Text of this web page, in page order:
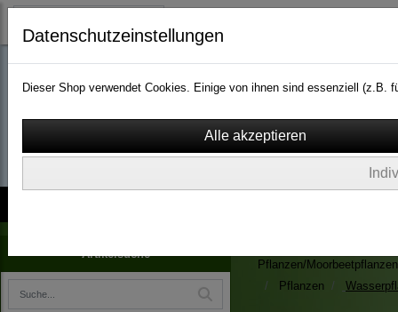
wassergarten-
Artikelsuche
Pflanzen/
Pflanzen
Datenschutzeinstellungen
Dieser Shop verwendet Cookies. Einige von ihnen sind essenziell (z.B.